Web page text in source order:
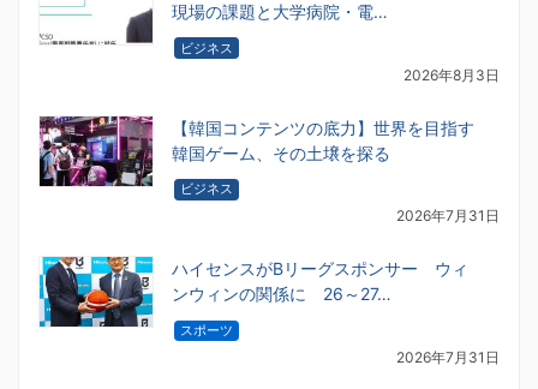
現場の課題と大学病院・電…
ビジネス
2026年8月3日
【韓国コンテンツの底力】世界を目指す
韓国ゲーム、その土壌を探る
ビジネス
2026年7月31日
ハイセンスがBリーグスポンサー ウィ
ンウィンの関係に 26～27…
スポーツ
2026年7月31日